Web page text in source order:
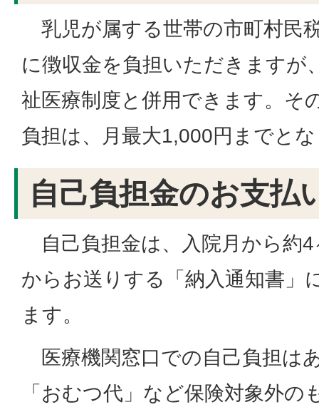
乳児が属する世帯の市町村民
に徴収金を負担いただきますが
祉医療制度と併用できます。そ
負担は、月最大1,000円までと
自己負担金のお支払
自己負担金は、入院月から約4
からお送りする「納入通知書」
ます。
医療機関窓口での自己負担は
「おむつ代」など保険対象外